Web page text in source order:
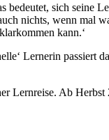
sich seine
nichts, wenn mal
kann.‘
Lernerin passiert
Lernreise. Ab